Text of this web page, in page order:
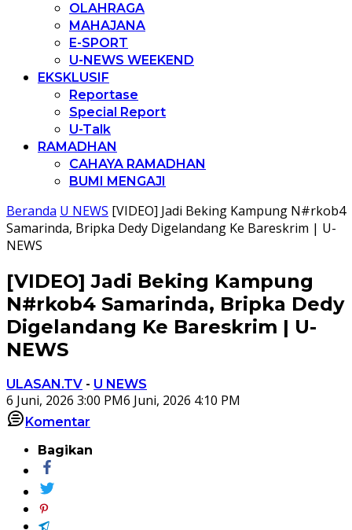
OLAHRAGA
MAHAJANA
E-SPORT
U-NEWS WEEKEND
EKSKLUSIF
Reportase
Special Report
U-Talk
RAMADHAN
CAHAYA RAMADHAN
BUMI MENGAJI
Beranda U NEWS [VIDEO] Jadi Beking Kampung N#rkob4
Samarinda, Bripka Dedy Digelandang Ke Bareskrim | U-
NEWS
[VIDEO] Jadi Beking Kampung
N#rkob4 Samarinda, Bripka Dedy
Digelandang Ke Bareskrim | U-
NEWS
ULASAN.TV - U NEWS
6 Juni, 2026 3:00 PM6 Juni, 2026 4:10 PM
Komentar
Bagikan